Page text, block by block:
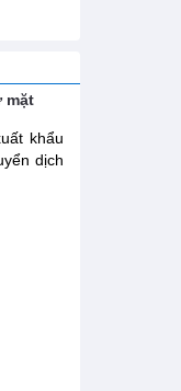
mặt
khẩu
dịch